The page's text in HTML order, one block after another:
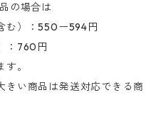
の場合は
む）：550ー594円
：760円
。
きい商品は発送対応できる商